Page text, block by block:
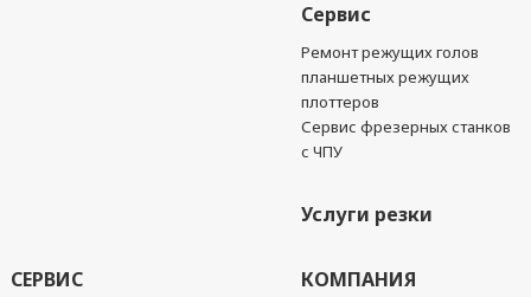
Сервис
Ремонт режущих голов
планшетных режущих
плоттеров
Сервис фрезерных станков
с ЧПУ
Услуги резки
СЕРВИС КОМПАНИЯ